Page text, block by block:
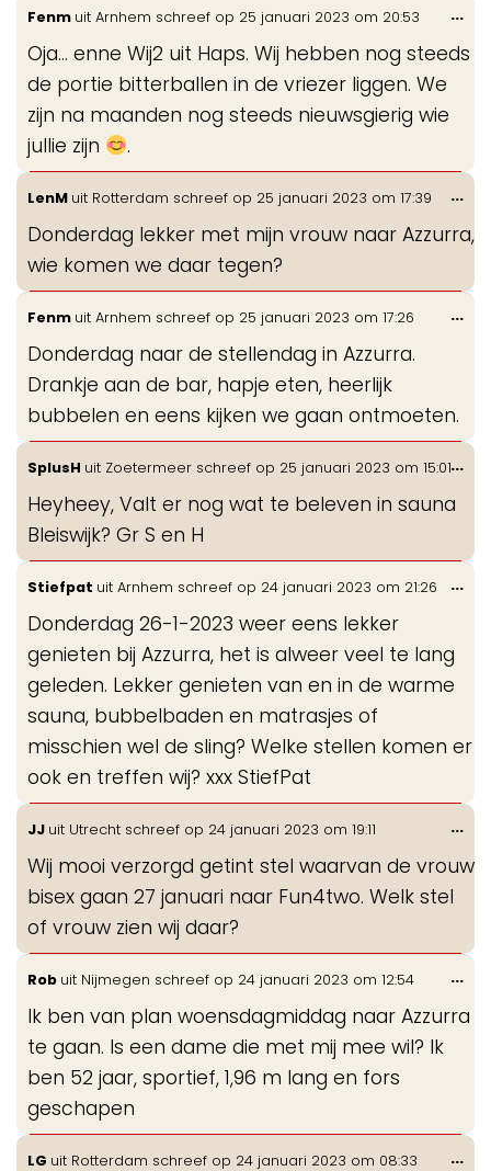
Fenm uit Arnhem schreef op 25 januari 2023 om 20:53
Oja... enne Wij2 uit Haps. Wij hebben nog steeds
de portie bitterballen in de vriezer liggen. We
zijn na maanden nog steeds nieuwsgierig wie
jullie zijn
.
...
LenM uit Rotterdam schreef op 25 januari 2023 om 17:39
Donderdag lekker met mijn vrouw naar Azzurra,
wie komen we daar tegen?
...
Fenm uit Arnhem schreef op 25 januari 2023 om 17:26
Donderdag naar de stellendag in Azzurra.
Drankje aan de bar, hapje eten, heerlijk
bubbelen en eens kijken we gaan ontmoeten.
...
SplusH uit Zoetermeer schreef op 25 januari 2023 om 15:01
Heyheey, Valt er nog wat te beleven in sauna
Bleiswijk? Gr S en H
...
Stiefpat uit Arnhem schreef op 24 januari 2023 om 21:26
Donderdag 26-1-2023 weer eens lekker
genieten bij Azzurra, het is alweer veel te lang
geleden. Lekker genieten van en in de warme
sauna, bubbelbaden en matrasjes of
misschien wel de sling? Welke stellen komen er
ook en treffen wij? xxx StiefPat
...
JJ uit Utrecht schreef op 24 januari 2023 om 19:11
Wij mooi verzorgd getint stel waarvan de vrouw
bisex gaan 27 januari naar Fun4two. Welk stel
of vrouw zien wij daar?
...
Rob uit Nijmegen schreef op 24 januari 2023 om 12:54
Ik ben van plan woensdagmiddag naar Azzurra
te gaan. Is een dame die met mij mee wil? Ik
ben 52 jaar, sportief, 1,96 m lang en fors
geschapen
...
LG uit Rotterdam schreef op 24 januari 2023 om 08:33 ...